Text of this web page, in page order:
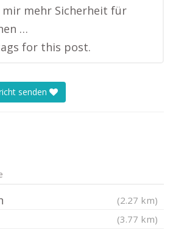
mehr Sicherheit für
…
for this post.
senden
(2.27 km)
(3.77 km)